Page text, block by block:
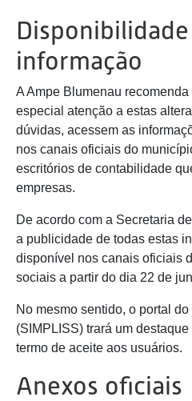
informação
A Ampe Blumenau
especial atenção a estas
dúvidas, acessem as
nos canais oficiais do
escritórios de contabilidade
empresas.
De acordo com a Secretaria
a publicidade de todas estas
disponível nos canais oficiais
sociais a partir do dia 22 de
No mesmo sentido, o portal
(SIMPLISS) trará um
termo de aceite aos usuários.
Anexos oficiais